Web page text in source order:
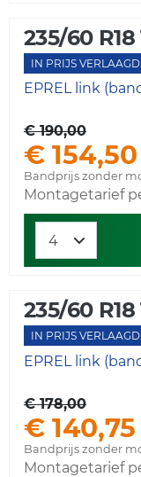
235/60 R18
IN PRIJS VERLAAGD
EPREL link
€ 190,00
€ 154,50
Bandprijs zonder
Montagetarief
235/60 R18
IN PRIJS VERLAAGD
EPREL link
€ 178,00
€ 140,75
Bandprijs zonder
Montagetarief